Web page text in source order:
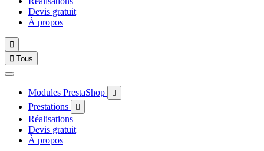
Devis gratuit
À propos

 Tous
Modules PrestaShop 
Prestations 
Réalisations
Devis gratuit
À propos